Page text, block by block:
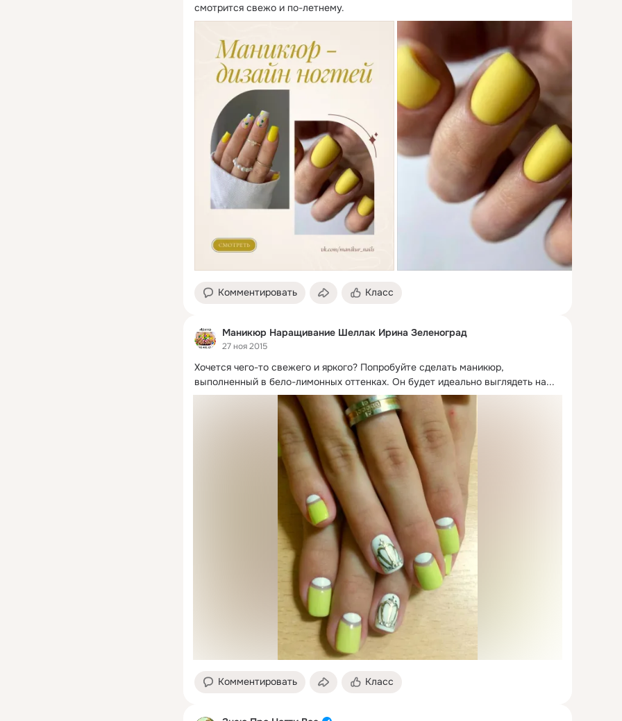
смотрится свежо и по-летнему.
Комментировать Класс
Маникюр Наращивание Шеллак Ирина Зеленоград
27 ноя 2015
Хочется чего-то свежего и яркого? Попробуйте сделать маникюр,
выполненный в бело-лимонных оттенках. Он будет идеально выглядеть на...
Комментировать Класс